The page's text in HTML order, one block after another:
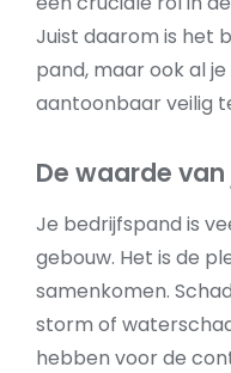
Juist daarom is het
pand, maar ook al
aantoonbaar veilig
De waarde
Je bedrijfspand is
gebouw. Het is de
samenkomen.
storm of
hebben voor de